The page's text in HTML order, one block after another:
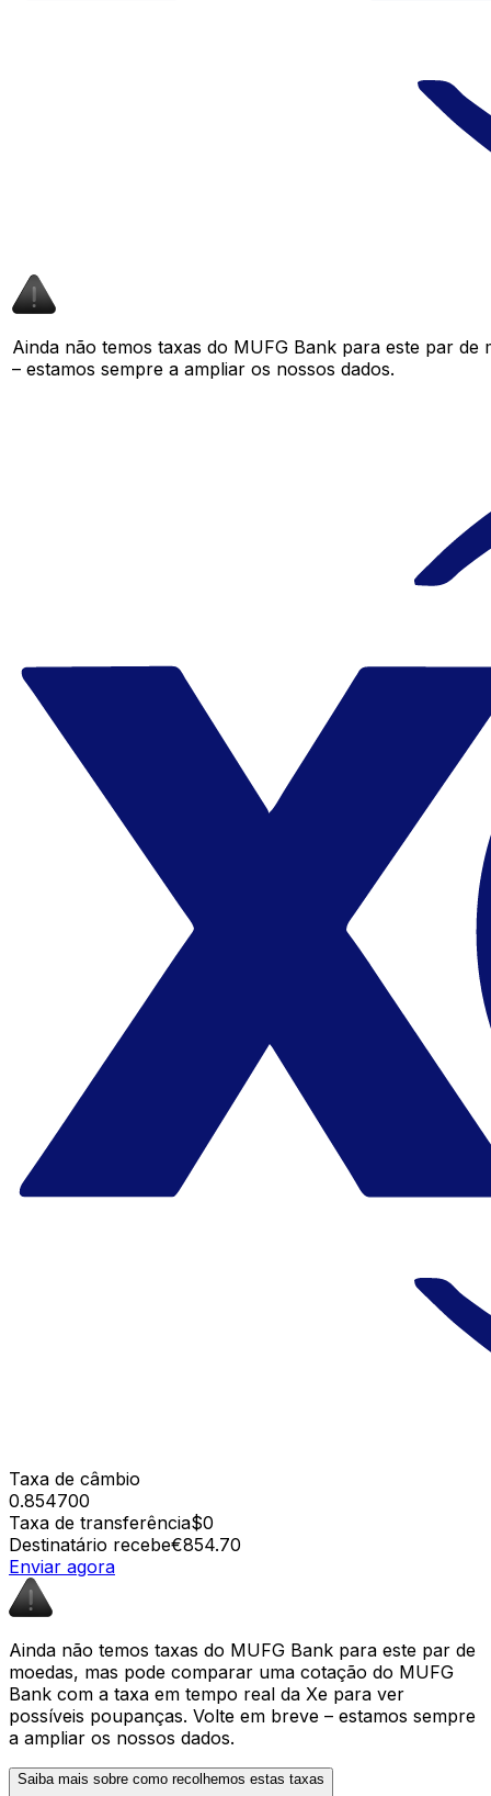
Ainda não temos taxas do MUFG Bank para este par
– estamos sempre a ampliar os nossos dados.
Taxa de câmbio
0.854700
Taxa de transferência$0
Destinatário recebe€854.70
Enviar agora
Ainda não temos taxas do MUFG Bank para este par de
moedas, mas pode comparar uma cotação do MUFG
Bank com a taxa em tempo real da Xe para ver
possíveis poupanças. Volte em breve – estamos sempre
a ampliar os nossos dados.
Saiba mais sobre como recolhemos estas taxas